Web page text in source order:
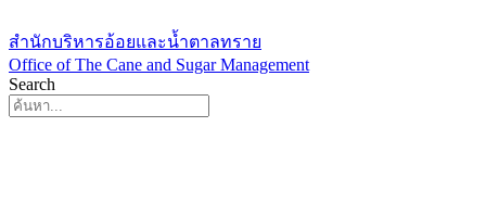
to
content
สำนักบริหารอ้อยและน้ำตาลทราย
Office of The Cane and Sugar Management
Search